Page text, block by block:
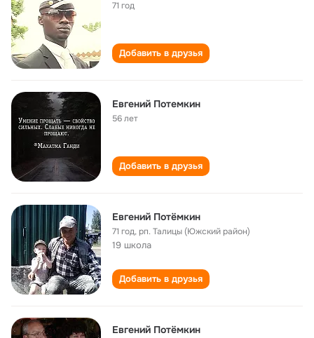
71 год
Добавить в друзья
Евгений Потемкин
56 лет
Добавить в друзья
Евгений Потёмкин
71 год,рп. Талицы (Южский район)
19 школа
Добавить в друзья
Евгений Потёмкин